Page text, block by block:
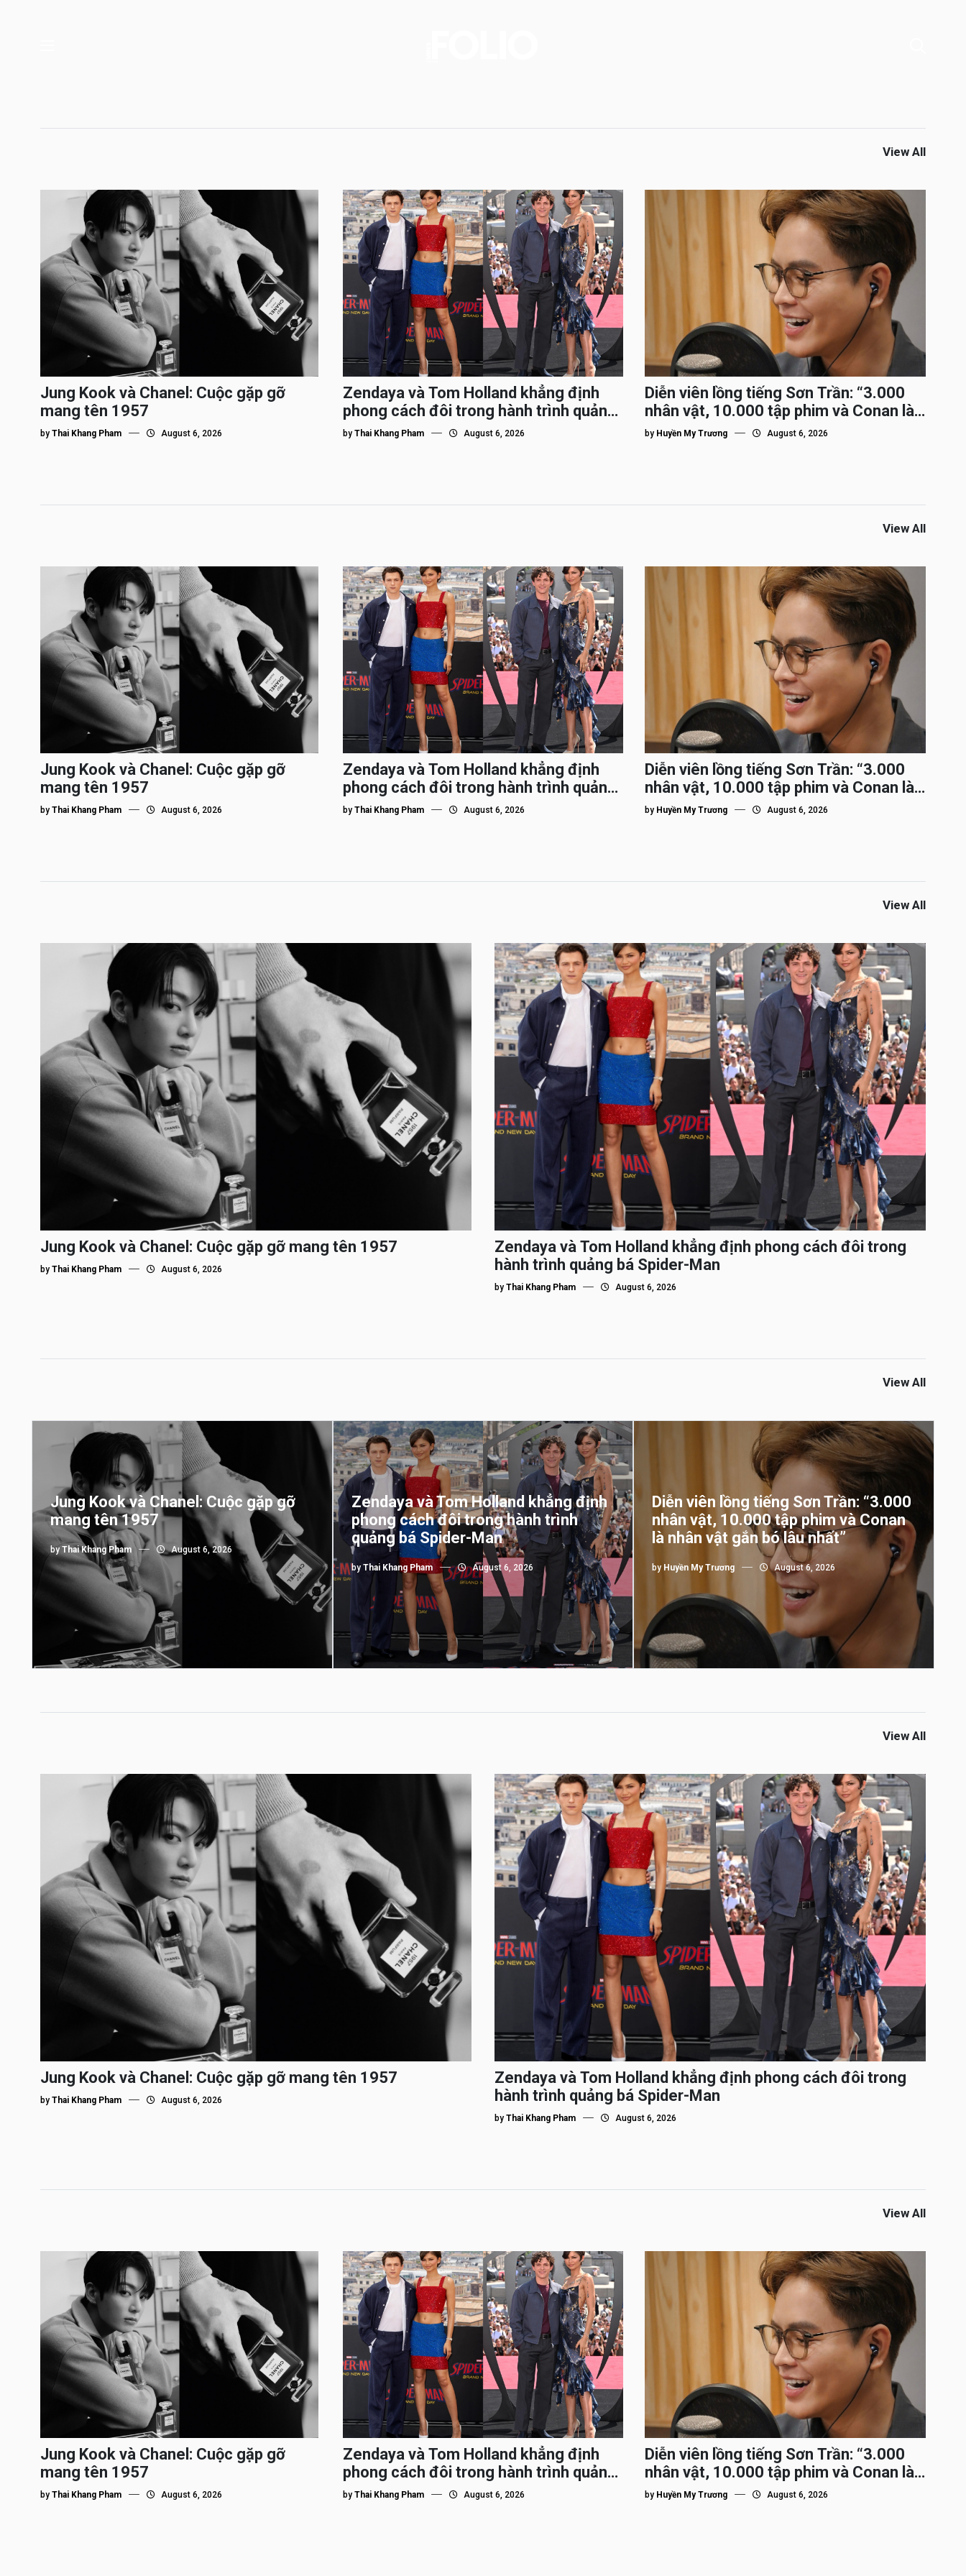
View All
Jung Kook và Chanel: Cuộc gặp gỡ
mang tên 1957
by Thai Khang Pham August 6, 2026
Zendaya và Tom Holland khẳng định
phong cách đôi trong hành trình quảng
bá Spider-Man
by Thai Khang Pham August 6, 2026
Diễn viên lồng tiếng Sơn Trần: “3.000
nhân vật, 10.000 tập phim và Conan là
nhân vật gắn bó lâu nhất”
by Huyền My Trương August 6, 2026
View All
Jung Kook và Chanel: Cuộc gặp gỡ
mang tên 1957
by Thai Khang Pham August 6, 2026
Zendaya và Tom Holland khẳng định
phong cách đôi trong hành trình quảng
bá Spider-Man
by Thai Khang Pham August 6, 2026
Diễn viên lồng tiếng Sơn Trần: “3.000
nhân vật, 10.000 tập phim và Conan là
nhân vật gắn bó lâu nhất”
by Huyền My Trương August 6, 2026
View All
Jung Kook và Chanel: Cuộc gặp gỡ mang tên 1957
by Thai Khang Pham August 6, 2026
Zendaya và Tom Holland khẳng định phong cách đôi trong
hành trình quảng bá Spider-Man
by Thai Khang Pham August 6, 2026
View All
Jung Kook và Chanel: Cuộc gặp gỡ
mang tên 1957
by Thai Khang Pham August 6, 2026
Zendaya và Tom Holland khẳng định
phong cách đôi trong hành trình
quảng bá Spider-Man
by Thai Khang Pham August 6, 2026
Diễn viên lồng tiếng Sơn Trần: “3.000
nhân vật, 10.000 tập phim và Conan
là nhân vật gắn bó lâu nhất”
by Huyền My Trương August 6, 2026
View All
Jung Kook và Chanel: Cuộc gặp gỡ mang tên 1957
by Thai Khang Pham August 6, 2026
Zendaya và Tom Holland khẳng định phong cách đôi trong
hành trình quảng bá Spider-Man
by Thai Khang Pham August 6, 2026
View All
Jung Kook và Chanel: Cuộc gặp gỡ
mang tên 1957
by Thai Khang Pham August 6, 2026
Zendaya và Tom Holland khẳng định
phong cách đôi trong hành trình quảng
bá Spider-Man
by Thai Khang Pham August 6, 2026
Diễn viên lồng tiếng Sơn Trần: “3.000
nhân vật, 10.000 tập phim và Conan là
nhân vật gắn bó lâu nhất”
by Huyền My Trương August 6, 2026